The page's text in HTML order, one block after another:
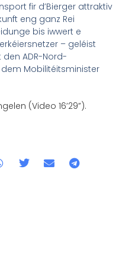
fir d’Bierger attraktiv
eng ganz Rei
bis iwwert e
– geléist
ADR-Nord-
Mobilitéitsminister
(Video 16’29”).